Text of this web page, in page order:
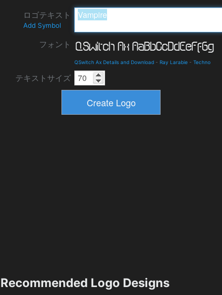
ロゴテキスト
Add Symbol
フォント
QSwitch Ax Details and Download - Ray Larabie - Techno
テキストサイズ
Recommended Logo Designs